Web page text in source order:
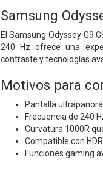
Samsung
El Samsung Odyssey G9
240 Hz ofrece una
contraste y tecnologías
Motivos para
Pantalla
Frecuencia de 240
Curvatura 1000R
Compatible con
Funciones gaming